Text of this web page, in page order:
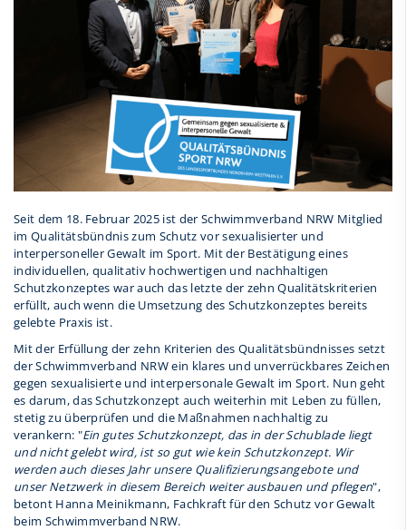
Seit dem 18. Februar 2025 ist der Schwimmverband NRW Mitglied
im Qualitätsbündnis zum Schutz vor sexualisierter und
interpersoneller Gewalt im Sport. Mit der Bestätigung eines
individuellen, qualitativ hochwertigen und nachhaltigen
Schutzkonzeptes war auch das letzte der zehn Qualitätskriterien
erfüllt, auch wenn die Umsetzung des Schutzkonzeptes bereits
gelebte Praxis ist.
Mit der Erfüllung der zehn Kriterien des Qualitätsbündnisses setzt
der Schwimmverband NRW ein klares und unverrückbares Zeichen
gegen sexualisierte und interpersonale Gewalt im Sport. Nun geht
es darum, das Schutzkonzept auch weiterhin mit Leben zu füllen,
stetig zu überprüfen und die Maßnahmen nachhaltig zu
verankern: "Ein gutes Schutzkonzept, das in der Schublade liegt
und nicht gelebt wird, ist so gut wie kein Schutzkonzept. Wir
werden auch dieses Jahr unsere Qualifizierungsangebote und
unser Netzwerk in diesem Bereich weiter ausbauen und pflegen",
betont Hanna Meinikmann, Fachkraft für den Schutz vor Gewalt
beim Schwimmverband NRW.